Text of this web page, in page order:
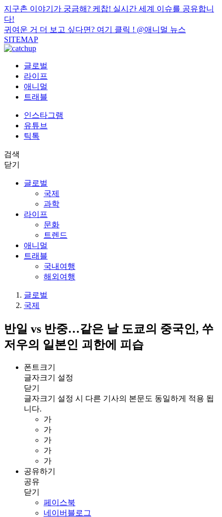
지구촌 이야기가 궁금해? 케찹! 실시간 세계 이슈를 공유합니
다!
귀여운 거 더 보고 싶다면? 여기 클릭 ! @애니멀 뉴스
SITEMAP
글로벌
라이프
애니멀
트래블
인스타그램
유튜브
틱톡
검색
닫기
글로벌
국제
과학
라이프
문화
트렌드
애니멀
트래블
국내여행
해외여행
글로벌
국제
반일 vs 반중…같은 날 도쿄의 중국인, 쑤
저우의 일본인 괴한에 피습
폰트크기
글자크기 설정
닫기
글자크기 설정 시 다른 기사의 본문도 동일하게 적용 됩
니다.
가
가
가
가
가
공유하기
공유
닫기
페이스북
네이버블로그